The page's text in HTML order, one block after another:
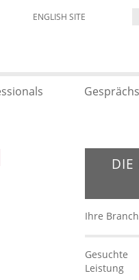
ENGLISH SITE
DIE
Ihre
Gesuchte
Leistung